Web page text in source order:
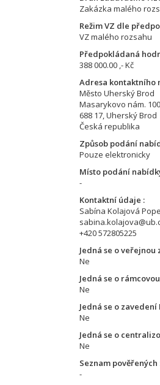
Zakázka malého
Režim VZ dle
VZ malého rozsahu
Předpokládaná
388 000.00 ,- Kč
Adresa kontaktního
Město Uherský Brod
Masarykovo nám. 100
688 17, Uherský Brod
Česká republika
Způsob podání
Pouze elektronicky
Místo podání
-
Kontaktní údaje
Sabína Kolajová
+420 572805225
Jedná se o veřejnou
Ne
Jedná se o
Ne
Jedná se o zavedení
Ne
Jedná se o
Ne
Seznam
-